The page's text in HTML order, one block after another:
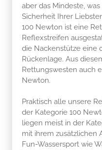
aber das Mindeste,
Sicherheit Ihrer
100 Newton ist eine
Reflexstreifen
die Nackenstütze eine
Rückenlage. Aus
Rettungswesten auch
Newton.
Praktisch alle unsere
der Kategorie 100
liegen meist in der
mit ihrem zusätzlichen
Fun-Wassersport wie